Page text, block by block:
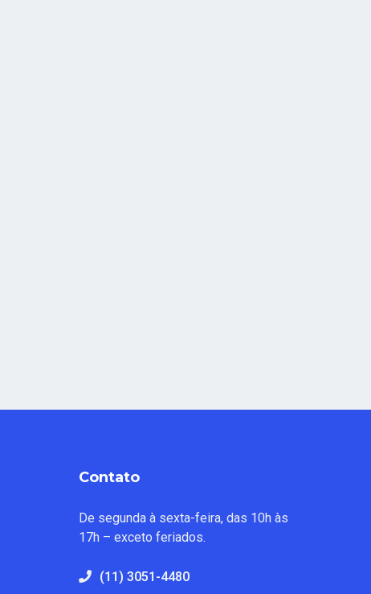
Contato
De segunda à sexta-feira, das 10h às
17h – exceto feriados.
(11) 3051-4480